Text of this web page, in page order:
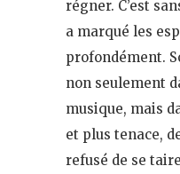
régner. C’est
a marqué les
profondément.
non seulement
musique, mais
et plus tenace,
refusé de se